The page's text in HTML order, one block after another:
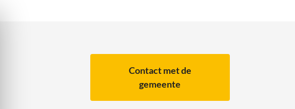
Contact met de
gemeente